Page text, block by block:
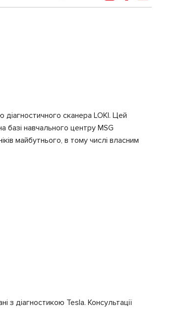
діагностичного сканера LOKI. Цей
базі навчального центру MSG
майбутнього, в тому числі власним
з діагностикою Tesla. Консультації